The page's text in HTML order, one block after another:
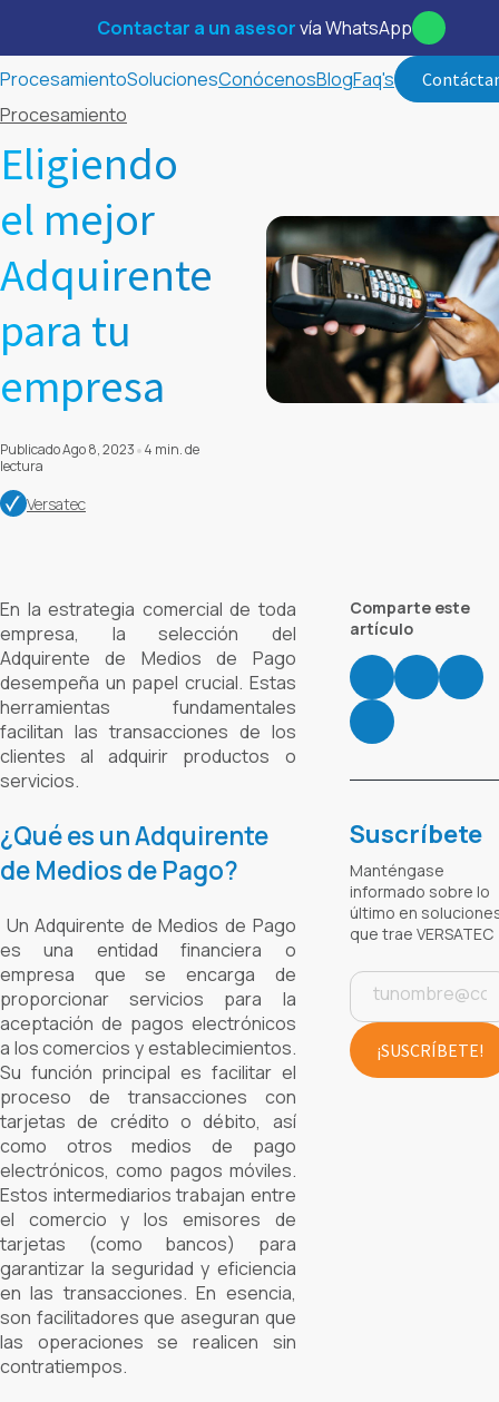
Contactar a un asesorvía WhatsApp
ProcesamientoSolucionesConócenosBlogFaq's
Procesamiento
Eligiendo
el mejor
Adquirente
para tu
empresa
Publicado Ago 8, 2023 4 min. de
lectura
Versatec
En la estrategia comercial de toda
empresa, la selección del
Adquirente de Medios de Pago
desempeña un papel crucial. Estas
herramientas fundamentales
facilitan las transacciones de los
clientes al adquirir productos o
servicios.
¿Qué es un Adquirente
de Medios de Pago?
Un Adquirente de Medios de Pago
es una entidad financiera o
empresa que se encarga de
proporcionar servicios para la
aceptación de pagos electrónicos
a los comercios y establecimientos.
Su función principal es facilitar el
proceso de transacciones con
tarjetas de crédito o débito, así
como otros medios de pago
electrónicos, como pagos móviles.
Estos intermediarios trabajan entre
el comercio y los emisores de
tarjetas (como bancos) para
garantizar la seguridad y eficiencia
en las transacciones. En esencia,
son facilitadores que aseguran que
las operaciones se realicen sin
contratiempos.
Comparte este
artículo
Suscríbete
Manténgase
informado sobre lo
último en
que trae VERSATEC